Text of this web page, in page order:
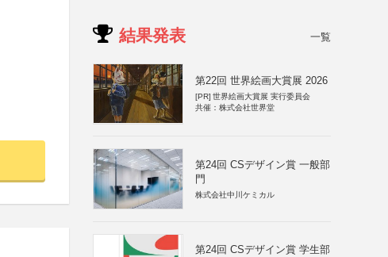
結果発表 一覧
第22回 世界絵画大賞展 2026
[PR] 世界絵画大賞展 実行委員会
共催：株式会社世界堂
第24回 CSデザイン賞 一般部
門
株式会社中川ケミカル
第24回 CSデザイン賞 学生部